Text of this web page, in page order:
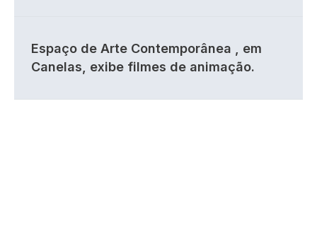
Espaço de Arte Contemporânea , em
Canelas, exibe filmes de animação.